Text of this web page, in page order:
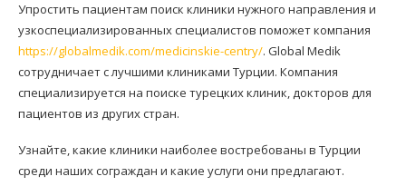
Упростить пациентам поиск клиники нужного направления и
узкоспециализированных специалистов поможет компания
https://globalmedik.com/medicinskie-centry/. Global Medik
сотрудничает с лучшими клиниками Турции. Компания
специализируется на поиске турецких клиник, докторов для
пациентов из других стран.
Узнайте, какие клиники наиболее востребованы в Турции
среди наших сограждан и какие услуги они предлагают.